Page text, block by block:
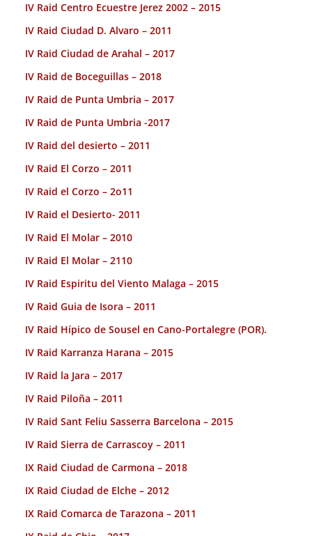
IV Raid Centro Ecuestre Jerez 2002 – 2015
IV Raid Ciudad D. Alvaro – 2011
IV Raid Ciudad de Arahal – 2017
IV Raid de Boceguillas – 2018
IV Raid de Punta Umbria – 2017
IV Raid de Punta Umbria -2017
IV Raid del desierto – 2011
IV Raid El Corzo – 2011
IV Raid el Corzo – 2o11
IV Raid el Desierto- 2011
IV Raid El Molar – 2010
IV Raid El Molar – 2110
IV Raid Espiritu del Viento Malaga – 2015
IV Raid Guia de Isora – 2011
IV Raid Hípico de Sousel en Cano-Portalegre (POR).
IV Raid Karranza Harana – 2015
IV Raid la Jara – 2017
IV Raid Piloña – 2011
IV Raid Sant Feliu Sasserra Barcelona – 2015
IV Raid Sierra de Carrascoy – 2011
IX Raid Ciudad de Carmona – 2018
IX Raid Ciudad de Elche – 2012
IX Raid Comarca de Tarazona – 2011